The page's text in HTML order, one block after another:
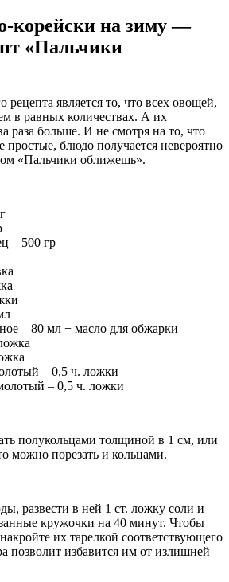
корейски на зиму —
«Пальчики
рецепта является то, что всех овощей,
в равных количествах. А их
раза больше. И не смотря на то, что
блюдо получается невероятно
«Пальчики оближешь».
– 500 гр
– 80 мл + масло для обжарки
– 0,5 ч. ложки
– 0,5 ч. ложки
полукольцами толщиной в 1 см, или
можно порезать и кольцами.
развести в ней 1 ст. ложку соли и
кружочки на 40 минут. Чтобы
их тарелкой соответствующего
позволит избавится им от излишней